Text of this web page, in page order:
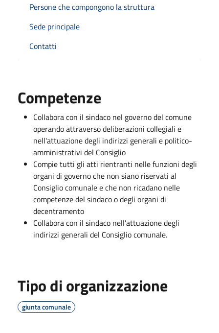
Persone che compongono la struttura
Sede principale
Contatti
Competenze
Collabora con il sindaco nel governo del comune
operando attraverso deliberazioni collegiali e
nell'attuazione degli indirizzi generali e politico-
amministrativi del Consiglio
Compie tutti gli atti rientranti nelle funzioni degli
organi di governo che non siano riservati al
Consiglio comunale e che non ricadano nelle
competenze del sindaco o degli organi di
decentramento
Collabora con il sindaco nell'attuazione degli
indirizzi generali del Consiglio comunale.
Tipo di organizzazione
giunta comunale